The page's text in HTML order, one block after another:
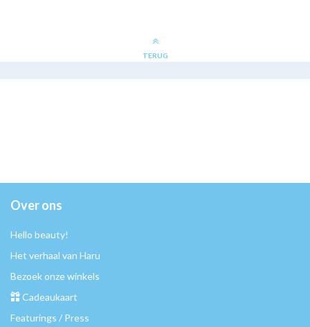
TERUG
Over ons
Hello beauty!
Het verhaal van Haru
Bezoek onze winkels
Cadeaukaart
Featurings / Press